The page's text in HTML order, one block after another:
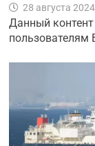
28 августа 2024
Данный
пользователям